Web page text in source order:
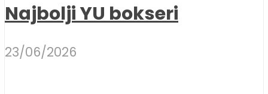
Najbolji YU bokseri
23/06/2026